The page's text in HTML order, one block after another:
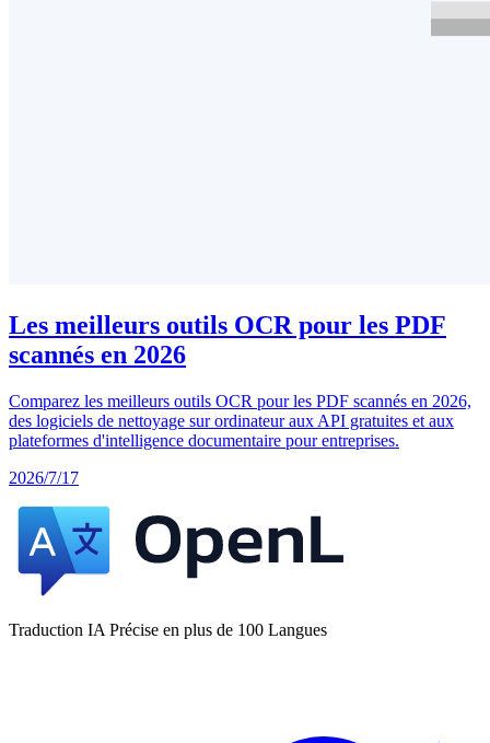
Les meilleurs outils OCR pour les PDF
scannés en 2026
Comparez les meilleurs outils OCR pour les PDF scannés en 2026,
des logiciels de nettoyage sur ordinateur aux API gratuites et aux
plateformes d'intelligence documentaire pour entreprises.
2026/7/17
Traduction IA Précise en plus de 100 Langues